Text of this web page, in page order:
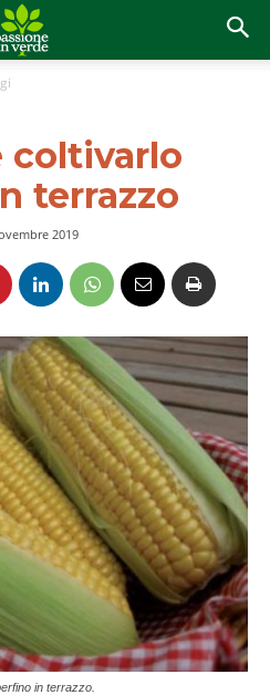
coltivarlo
terrazzo
2019
in terrazzo.